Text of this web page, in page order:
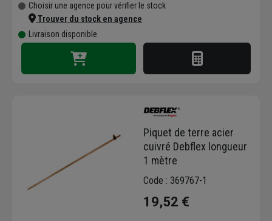
Choisir une agence pour vérifier le stock
Trouver du stock en agence
Livraison disponible
Piquet de terre acier
cuivré Debflex longueur
1 mètre
Code : 369767-1
19,52 €